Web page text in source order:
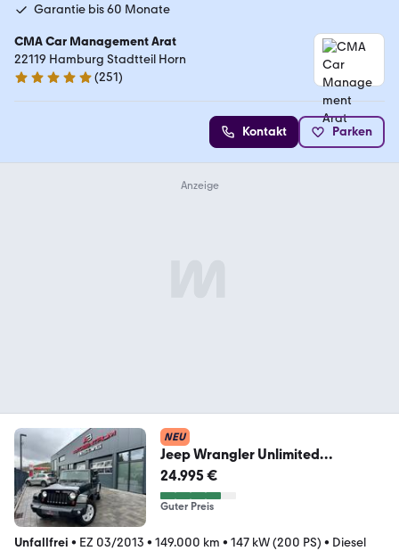
Garantie bis 60 Monate
CMA Car Management Arat
22119 Hamburg Stadtteil Horn
4.9 Sterne
(251)
Kontakt Parken
NEU
Jeep Wrangler Unlimited
Sahara*RECARO*SOFTTOP*TEM
PO
24.995 €
Guter Preis
Unfallfrei • EZ 03/2013 • 149.000 km • 147 kW (200 PS) • Diesel